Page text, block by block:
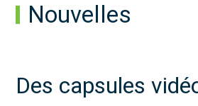
Nouvelles
Des capsules